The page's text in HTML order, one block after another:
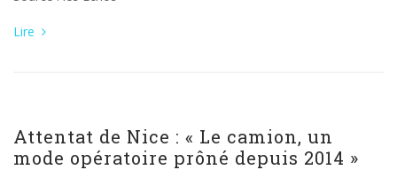
Lire
Attentat de Nice : « Le camion, un
mode opératoire prôné depuis 2014 »